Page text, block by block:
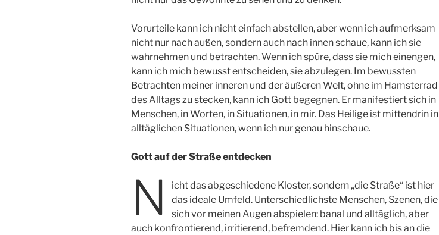
Vorurteile kann ich nicht einfach abstellen, aber wenn ich aufmerksam
nicht nur nach außen, sondern auch nach innen schaue, kann ich sie
wahrnehmen und betrachten. Wenn ich spüre, dass sie mich einengen,
kann ich mich bewusst entscheiden, sie abzulegen. Im bewussten
Betrachten meiner inneren und der äußeren Welt, ohne im Hamsterrad
des Alltags zu stecken, kann ich Gott begegnen. Er manifestiert sich in
Menschen, in Worten, in Situationen, in mir. Das Heilige ist mittendrin in
alltäglichen Situationen, wenn ich nur genau hinschaue.
Gott auf der Straße entdecken
N
icht das abgeschiedene Kloster, sondern „die Straße“ ist hier
das ideale Umfeld. Unterschiedlichste Menschen, Szenen, die
sich vor meinen Augen abspielen: banal und alltäglich, aber
auch konfrontierend, irritierend, befremdend. Hier kann ich bis an die